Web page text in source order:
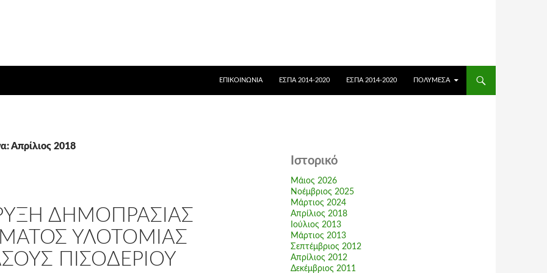
ΕΠΙΚΟΙΝΩΝΊΑ ΕΣΠΑ 2014-2020 ΕΣΠΑ 2014-2020 ΠΟΛΥΜΈΣΑ
Απρίλιος 2018
ΔΗΜΟΠΡΑΣΙΑΣ
ΥΛΟΤΟΜΙΑΣ
ΠΙΣΟΔΕΡΙΟΥ
Ιστορικό
Μάιος 2026
Νοέμβριος 2025
Μάρτιος 2024
Απρίλιος 2018
Ιούλιος 2013
Μάρτιος 2013
Σεπτέμβριος 2012
Απρίλιος 2012
Δεκέμβριος 2011